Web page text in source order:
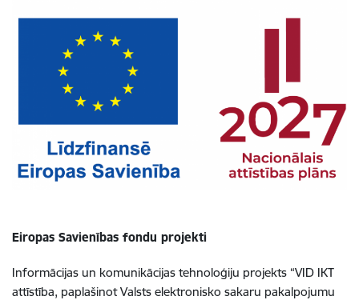
Eiropas Savienības fondu projekti
Informācijas un komunikācijas tehnoloģiju projekts “VID IKT
attīstība, paplašinot Valsts elektronisko sakaru pakalpojumu